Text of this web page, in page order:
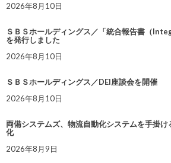
2026年8月10日
ＳＢＳホールディングス／「統合報告書（
を発行しました
2026年8月10日
ＳＢＳホールディングス／DEI座談会を開催
2026年8月10日
両備システムズ、物流自動化システムを手掛
化
2026年8月9日